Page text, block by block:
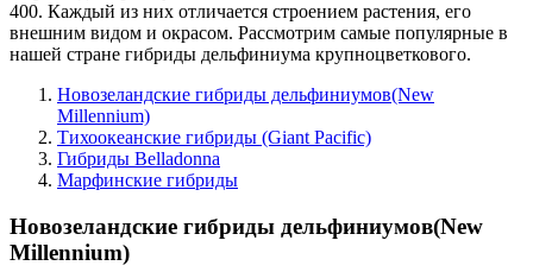
400. Каждый из них отличается строением растения, его
внешним видом и окрасом. Рассмотрим самые популярные в
нашей стране гибриды дельфиниума крупноцветкового.
Новозеландские гибриды дельфиниумов(New
Millennium)
Тихоокеанские гибриды (Giant Pacific)
Гибриды Belladonna
Марфинские гибриды
Новозеландские гибриды дельфиниумов(New
Millennium)